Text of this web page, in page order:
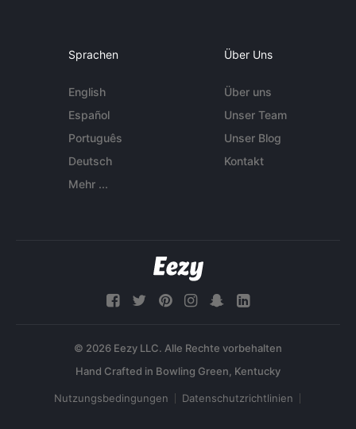
Sprachen
English
Español
Português
Deutsch
Mehr ...
Über Uns
Über uns
Unser Team
Unser Blog
Kontakt
© 2026 Eezy LLC. Alle Rechte vorbehalten
Nutzungsbedingungen Datenschutzrichtlinien